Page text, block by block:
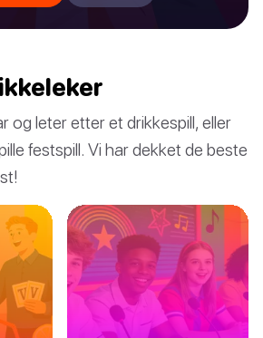
og leter etter et drikkespill, eller
festspill. Vi har dekket de beste